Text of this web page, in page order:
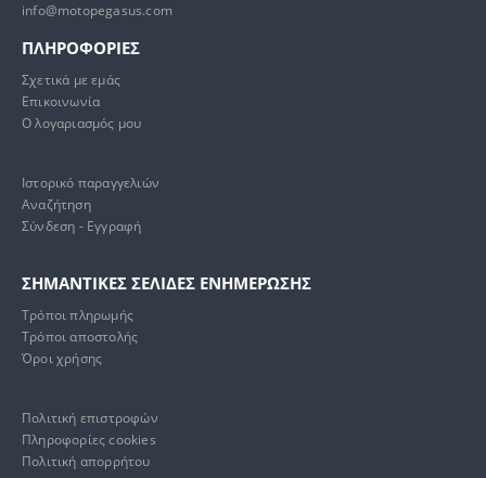
info@motopegasus.com
ΠΛΗΡΟΦΟΡΙΕΣ
Σχετικά με εμάς
Επικοινωνία
Ο λογαριασμός μου
Ιστορικό παραγγελιών
Αναζήτηση
Σύνδεση - Εγγραφή
ΣΗΜΑΝΤΙΚΕΣ ΣΕΛΙΔΕΣ ΕΝΗΜΕΡΩΣΗΣ
Τρόποι πληρωμής
Τρόποι αποστολής
Όροι χρήσης
Πολιτική επιστροφών
Πληροφορίες cookies
Πολιτική απορρήτου